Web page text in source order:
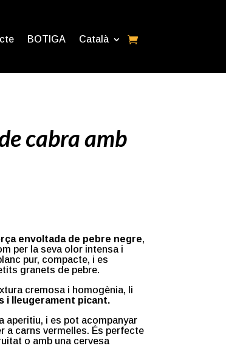
BOTIGA Català
cabra amb
envoltada de pebre negre,
per la seva olor intensa i
pur, compacte, i es
granets de pebre.
cremosa i homogènia, li
i lleugerament picant.
aperitiu, i es pot acompanyar
a carns vermelles. És perfecte
o amb una cervesa